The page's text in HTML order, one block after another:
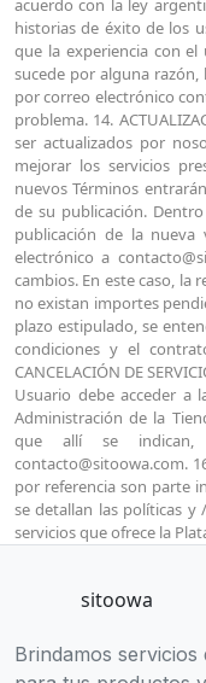
sitoowa
Brindamos